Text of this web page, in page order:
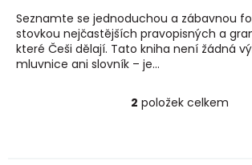
Seznamte se jednoduchou a zábavnou
stovkou nejčastějších pravopisných a
které Češi dělají. Tato kniha není žádná
mluvnice ani slovník – je...
O
2 položek celkem